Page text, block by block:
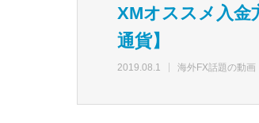
XMオススメ入金
通貨】
2019.08.1 海外FX話題の動画